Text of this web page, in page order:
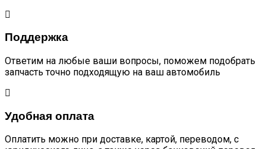
Поддержка
Ответим на любые ваши вопросы, поможем подобрать
запчасть точно подходящую на ваш автомобиль
Удобная оплата
Оплатить можно при доставке, картой, переводом, с